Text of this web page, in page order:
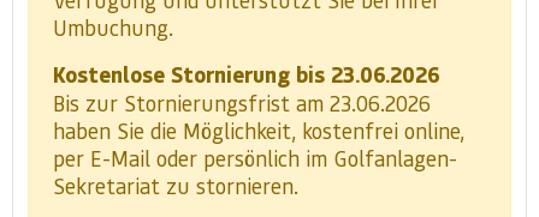
Umbuchung.
Kostenlose Stornierung bis 23.06.2026
Bis zur Stornierungsfrist am 23.06.2026
haben Sie die Möglichkeit, kostenfrei online,
per E-Mail oder persönlich im Golfanlagen-
Sekretariat zu stornieren.